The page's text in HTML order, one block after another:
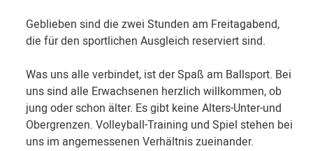
Geblieben sind die zwei Stunden am Freitagabend,
die für den sportlichen Ausgleich reserviert sind.
Was uns alle verbindet, ist der Spaß am Ballsport. Bei
uns sind alle Erwachsenen herzlich willkommen, ob
jung oder schon älter. Es gibt keine Alters-Unter-und
Obergrenzen. Volleyball-Training und Spiel stehen bei
uns im angemessenen Verhältnis zueinander.